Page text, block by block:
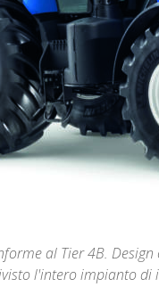
al Tier 4B.
l'intero impianto di